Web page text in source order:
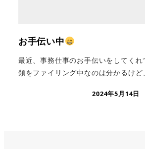
お手伝い中
最近、事務仕事のお手伝いをしてく
類をファイリング中なのは分かるけ
2024年5月14日